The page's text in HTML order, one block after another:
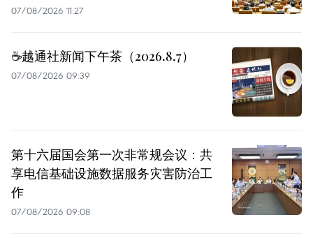
07/08/2026 11:27
☕️越通社新闻下午茶（2026.8.7）
07/08/2026 09:39
第十六届国会第一次非常规会议：共
享电信基础设施数据服务灾害防治工
作
07/08/2026 09:08